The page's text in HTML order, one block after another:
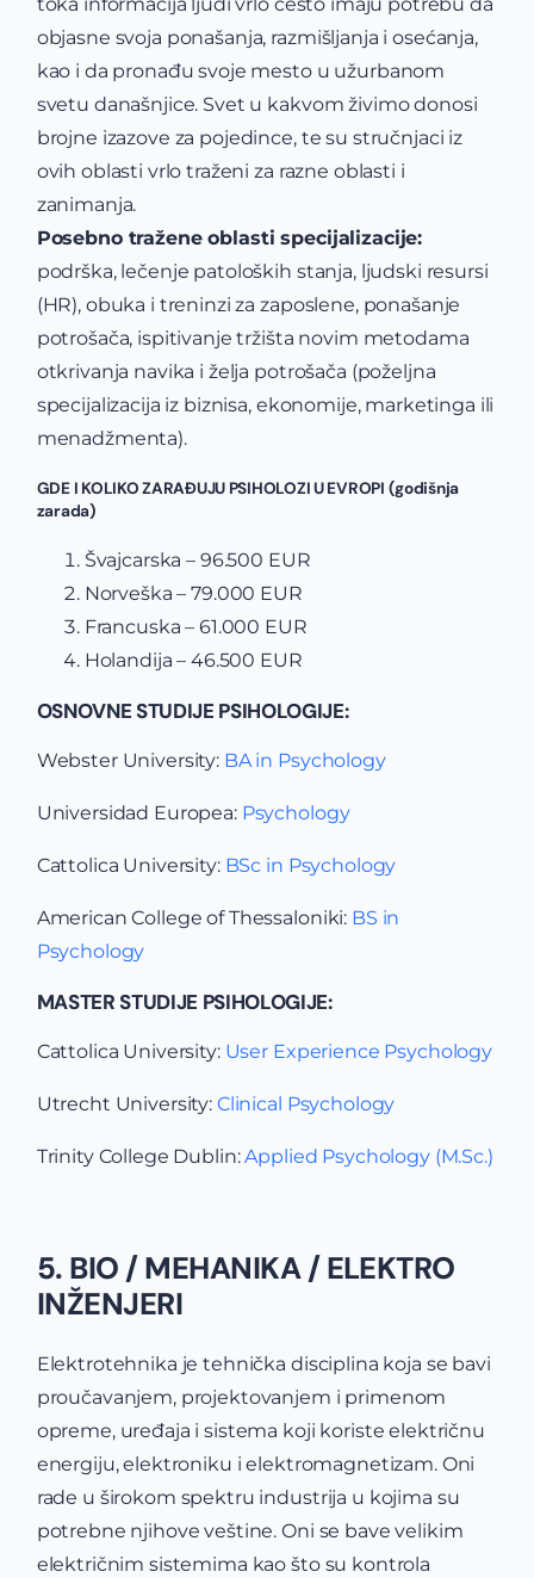
objasne svoja ponašanja, razmišljanja i osećanja,
kao i da pronađu svoje mesto u užurbanom
svetu današnjice. Svet u kakvom živimo donosi
brojne izazove za pojedince, te su stručnjaci iz
ovih oblasti vrlo traženi za razne oblasti i
zanimanja.
Posebno tražene oblasti specijalizacije:
podrška, lečenje patoloških stanja, ljudski resursi
(HR), obuka i treninzi za zaposlene, ponašanje
potrošača, ispitivanje tržišta novim metodama
otkrivanja navika i želja potrošača (poželjna
specijalizacija iz biznisa, ekonomije, marketinga ili
menadžmenta).
GDE I KOLIKO ZARAĐUJU PSIHOLOZI U EVROPI (godišnja
zarada)
Švajcarska – 96.500 EUR
Norveška – 79.000 EUR
Francuska – 61.000 EUR
Holandija – 46.500 EUR
OSNOVNE STUDIJE PSIHOLOGIJE:
Webster University: BA in Psychology
Universidad Europea: Psychology
Cattolica University: BSc in Psychology
American College of Thessaloniki: BS in
Psychology
MASTER STUDIJE PSIHOLOGIJE:
Cattolica University: User Experience Psychology
Utrecht University: Clinical Psychology
Trinity College Dublin:Applied Psychology (M.Sc.)
5. BIO / MEHANIKA / ELEKTRO
INŽENJERI
Elektrotehnika je tehnička disciplina koja se bavi
proučavanjem, projektovanjem i primenom
opreme, uređaja i sistema koji koriste električnu
energiju, elektroniku i elektromagnetizam. Oni
rade u širokom spektru industrija u kojima su
potrebne njihove veštine. Oni se bave velikim
električnim sistemima kao što su kontrola